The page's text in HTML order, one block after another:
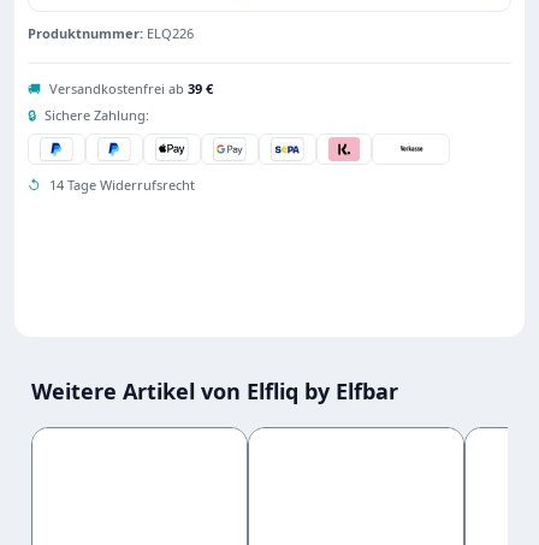
Produktnummer: ELQ226
🚚 Versandkostenfrei ab 39 €
🔒 Sichere Zahlung:
↺ 14 Tage Widerrufsrecht
Weitere Artikel von Elfliq by Elfbar
Produktgalerie überspringen